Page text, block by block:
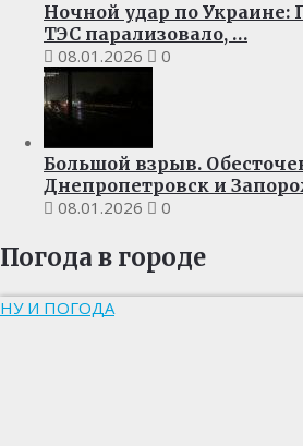
Ночной удар по Украине:
ТЭС парализовало, …
08.01.2026
0
Большой взрыв.
Днепропетровск и
08.01.2026
0
Погода в городе
НУ И ПОГОДА